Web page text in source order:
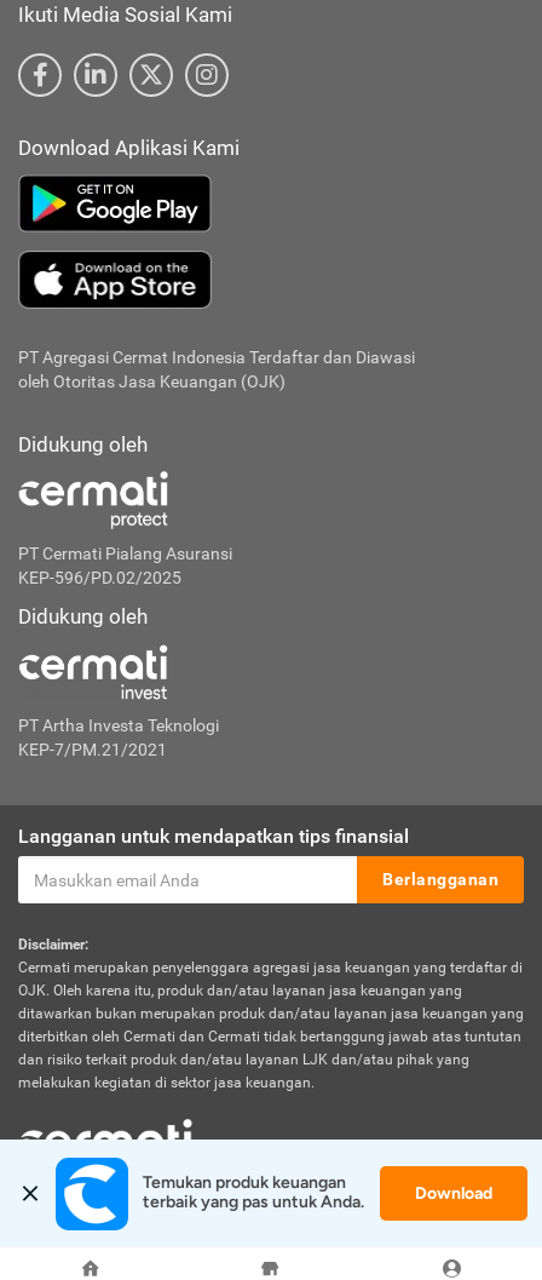
Ikuti Media Sosial Kami
Download Aplikasi Kami
PT Agregasi Cermat Indonesia Terdaftar dan Diawasi
oleh Otoritas Jasa Keuangan (OJK)
Didukung oleh
PT Cermati Pialang Asuransi
KEP-596/PD.02/2025
Didukung oleh
PT Artha Investa Teknologi
KEP-7/PM.21/2021
Langganan untuk mendapatkan tips finansial
Berlangganan
Disclaimer:
Cermati merupakan penyelenggara agregasi jasa keuangan yang terdaftar di
OJK. Oleh karena itu, produk dan/atau layanan jasa keuangan yang
ditawarkan bukan merupakan produk dan/atau layanan jasa keuangan yang
diterbitkan oleh Cermati dan Cermati tidak bertanggung jawab atas tuntutan
dan risiko terkait produk dan/atau layanan LJK dan/atau pihak yang
melakukan kegiatan di sektor jasa keuangan.
© 2026 Cermati. All Rights Reserved.
Temukan produk keuangan
terbaik yang pas untuk Anda.
Download